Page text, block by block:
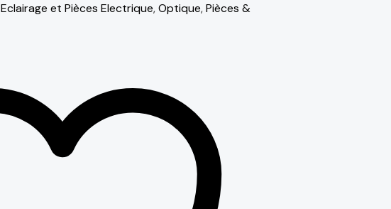
Eclairage et Pièces Electrique,Optique,Pièces &